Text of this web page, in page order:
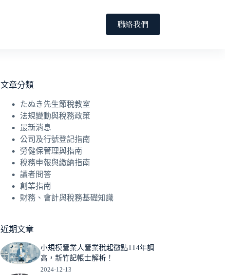
聯絡我們
文章分類
たぬき先生節稅教室
法規變動與稅務政策
最新消息
公司及行號登記指南
勞健保管理與指南
稅務申報與繳納指南
讀者問答
創業指南
財務、會計與稅務基礎知識
近期文章
小規模營業人營業稅起徵點114年調
高，新竹記帳士解析！
2024-12-13